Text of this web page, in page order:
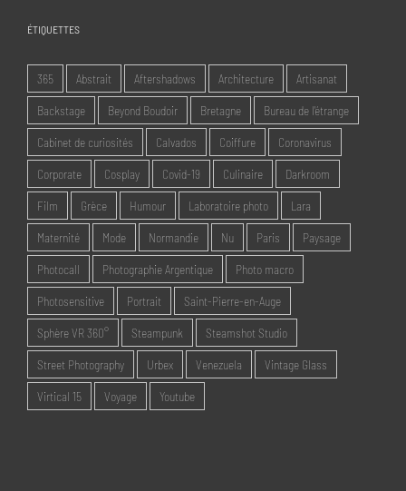
ÉTIQUETTES
365 Abstrait Aftershadows Architecture Artisanat
Backstage Beyond Boudoir Bretagne Bureau de l'étrange
Cabinet de curiosités Calvados Coiffure Coronavirus
Corporate Cosplay Covid-19 Culinaire Darkroom
Film Grèce Humour Laboratoire photo Lara
Maternité Mode Normandie Nu Paris Paysage
Photocall Photographie Argentique Photo macro
Photosensitive Portrait Saint-Pierre-en-Auge
Sphère VR 360° Steampunk Steamshot Studio
Street Photography Urbex Venezuela Vintage Glass
Virtical 15 Voyage Youtube